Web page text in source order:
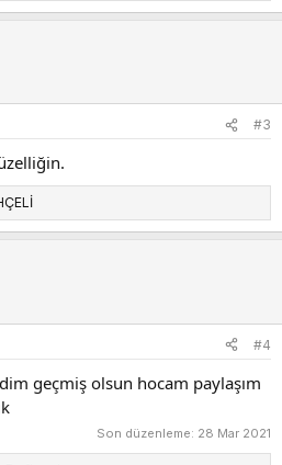
#3
#4
geçmiş olsun hocam paylaşım
Son düzenleme: 28 Mar 2021